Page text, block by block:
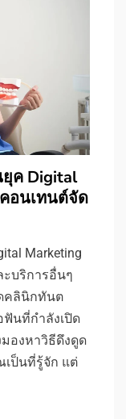
ค Digital
อนเทนต์จัด
Marketing
บริการอื่นๆ
คลินิกทันต
นที่กำลังเปิด
องหาวิธีดึงดูด
ป็นที่รู้จัก แต่